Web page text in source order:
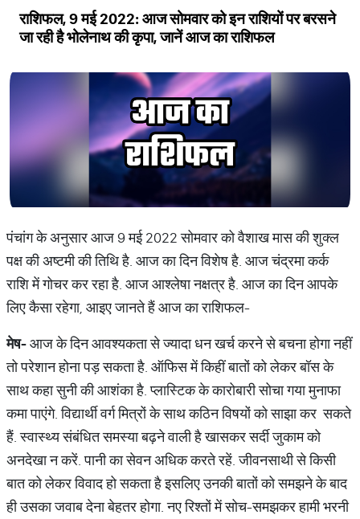
राशिफल, 9 मई 2022: आज सोमवार को इन राशियों पर बरसने
जा रही है भोलेनाथ की कृपा, जानें आज का राशिफल
पंचांग के अनुसार आज 9 मई 2022 सोमवार को वैशाख मास की शुक्ल
पक्ष की अष्टमी की तिथि है. आज का दिन विशेष है. आज चंद्रमा कर्क
राशि में गोचर कर रहा है. आज आश्लेषा नक्षत्र है. आज का दिन आपके
लिए कैसा रहेगा, आइए जानते हैं आज का राशिफल-
मेष-आज के दिन आवश्यकता से ज्यादा धन खर्च करने से बचना होगा नहीं
तो परेशान होना पड़ सकता है. ऑफिस में किहीं बातों को लेकर बॉस के
साथ कहा सुनी की आशंका है. प्लास्टिक के कारोबारी सोचा गया मुनाफा
कमा पाएंगे. विद्यार्थी वर्ग मित्रों के साथ कठिन विषयों को साझा कर सकते
हैं. स्वास्थ्य संबंधित समस्या बढ़ने वाली है खासकर सर्दी जुकाम को
अनदेखा न करें. पानी का सेवन अधिक करते रहें. जीवनसाथी से किसी
बात को लेकर विवाद हो सकता है इसलिए उनकी बातों को समझने के बाद
ही उसका जवाब देना बेहतर होगा. नए रिश्तों में सोच-समझकर हामी भरनी